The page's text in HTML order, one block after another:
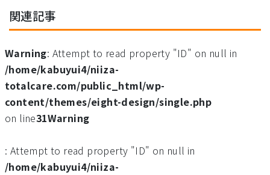
関連記事
Warning: Attempt to read property "ID" on null in
/home/kabuyui4/niiza-
totalcare.com/public_html/wp-
content/themes/eight-design/single.php
on line31Warning
: Attempt to read property "ID" on null in
/home/kabuyui4/niiza-